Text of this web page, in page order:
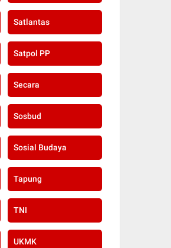
Satlantas
Satpol PP
Secara
Sosbud
Sosial Budaya
Tapung
TNI
UKMK